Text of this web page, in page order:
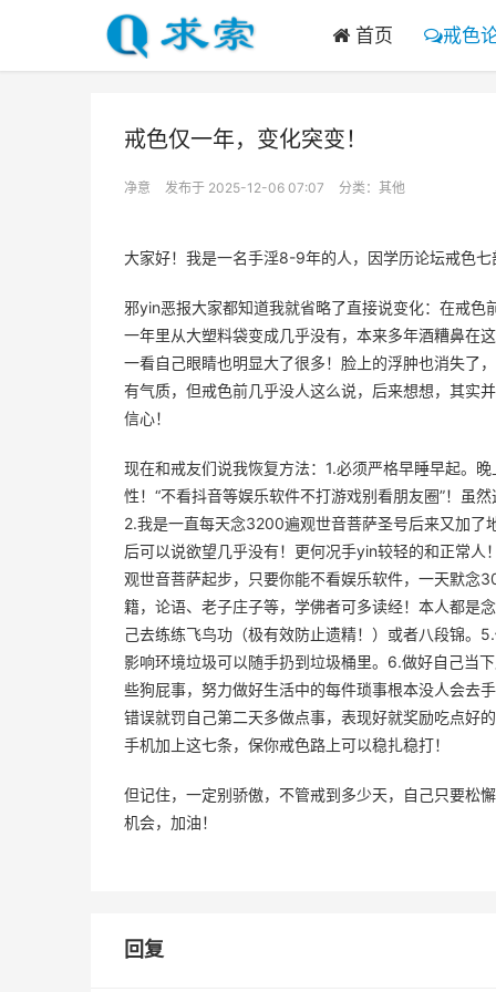
首页 戒色
戒色仅一年，变化突变！
净意 发布于 2025-12-06 07:07 分类： 其他
大家好！我是一名手淫8-9年的人，因学历论坛戒色
邪yin恶报大家都知道我就省略了直接说变化：在戒
一年里从大塑料袋变成几乎没有，本来多年酒糟鼻在
一看自己眼睛也明显大了很多！脸上的浮肿也消失了
有气质，但戒色前几乎没人这么说，后来想想，其实
信心！
现在和戒友们说我恢复方法：1.必须严格早睡早起。
性！“不看抖音等娱乐软件不打游戏别看朋友圈”！虽
2.我是一直每天念3200遍观世音菩萨圣号后来又加
后可以说欲望几乎没有！更何况手yin较轻的和正常
观世音菩萨起步，只要你能不看娱乐软件，一天默念
籍，论语、老子庄子等，学佛者可多读经！本人都是
己去练练飞鸟功（极有效防止遗精！）或者八段锦。
影响环境垃圾可以随手扔到垃圾桶里。6.做好自己当
些狗屁事，努力做好生活中的每件琐事根本没人会去
错误就罚自己第二天多做点事，表现好就奖励吃点好
手机加上这七条，保你戒色路上可以稳扎稳打！
但记住，一定别骄傲，不管戒到多少天，自己只要松
机会，加油！
回复